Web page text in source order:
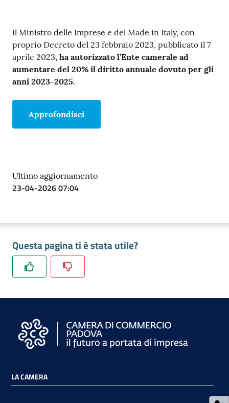
Digitale
La
Camera
Prenota
online
Contatti
Il Ministro delle Imprese e del Made in Italy, con
proprio Decreto del 23 febbraio 2023, pubblicato il 7
aprile 2023, ha autorizzato l’Ente camerale ad
aumentare del 20% il diritto annuale dovuto per gli
anni 2023-2025.
Approfondisci
Ultimo aggiornamento
23-04-2026 07:04
Questa pagina ti è stata utile?
LA CAMERA